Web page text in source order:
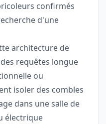
confirmés
d'une
architecture de
requêtes longue
ou
isoler des combles
dans une salle de
électrique